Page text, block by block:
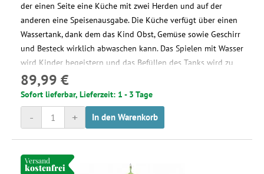
der einen Seite eine Küche mit zwei Herden und auf der
anderen eine Speisenausgabe. Die Küche verfügt über einen
Wassertank, dank dem das Kind Obst, Gemüse sowie Geschirr
und Besteck wirklich abwaschen kann. Das Spielen mit Wasser
wird Kinder begeistern und das Befüllen des Tanks wird zu
einer sehr beliebten Aktivität.
89,99 €
Sofort lieferbar, Lieferzeit: 1 - 3 Tage
+
- In den Warenkorb
Versand
kostenfrei